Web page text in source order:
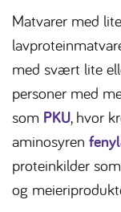
Matvarer med
med svært lite
personer med
som PKU, hvor
aminosyren
proteinkilder
og